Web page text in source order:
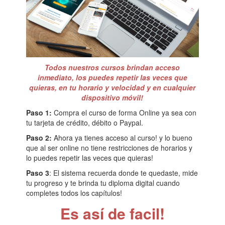
Todos nuestros cursos brindan acceso
inmediato, los puedes repetir las veces que
quieras, en tu horario y velocidad y en cualquier
dispositivo móvil!
Paso 1:Compra el curso de forma Online ya sea con
tu tarjeta de crédito, débito o Paypal.
Paso 2:Ahora ya tienes acceso al curso! y lo bueno
que al ser online no tiene restricciones de horarios y
lo puedes repetir las veces que quieras!
Paso 3: El sistema recuerda donde te quedaste, mide
tu progreso y te brinda tu diploma digital cuando
completes todos los capítulos!
Es así de facil!